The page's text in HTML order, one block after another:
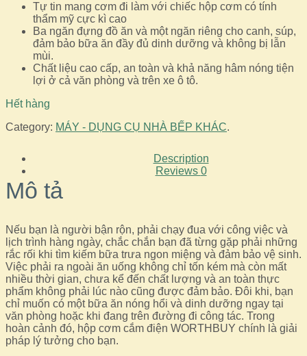
là:
600.000,0₫.
tại
là:
499.000,0₫.
Tự tin mang cơm đi làm với chiếc hộp cơm có tính
thẩm mỹ cực kì cao
Ba ngăn đựng đồ ăn và một ngăn riêng cho canh, súp,
đảm bảo bữa ăn đầy đủ dinh dưỡng và không bị lẫn
mùi.
Chất liệu cao cấp, an toàn và khả năng hâm nóng tiện
lợi ở cả văn phòng và trên xe ô tô.
Hết hàng
Category: MÁY - DỤNG CỤ NHÀ BẾP KHÁC.
Description
Reviews 0
Mô tả
Nếu bạn là người bận rộn, phải chạy đua với công việc và
lịch trình hàng ngày, chắc chắn bạn đã từng gặp phải những
rắc rối khi tìm kiếm bữa trưa ngon miệng và đảm bảo vệ sinh.
Việc phải ra ngoài ăn uống không chỉ tốn kém mà còn mất
nhiều thời gian, chưa kể đến chất lượng và an toàn thực
phẩm không phải lúc nào cũng được đảm bảo. Đôi khi, bạn
chỉ muốn có một bữa ăn nóng hổi và dinh dưỡng ngay tại
văn phòng hoặc khi đang trên đường đi công tác. Trong
hoàn cảnh đó, hộp cơm cắm điện WORTHBUY chính là giải
pháp lý tưởng cho bạn.